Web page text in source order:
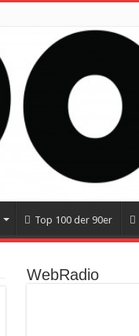
Top 100 der 90er
WebRadio